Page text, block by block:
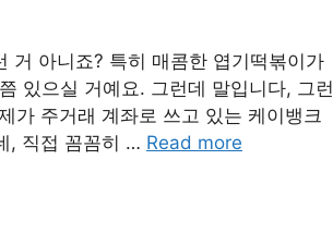
거 아니죠? 특히 매콤한 엽기떡볶이가
있으실 거예요. 그런데 말입니다, 그런
가 주거래 계좌로 쓰고 있는 케이뱅크
, 직접 꼼꼼히 … Read more